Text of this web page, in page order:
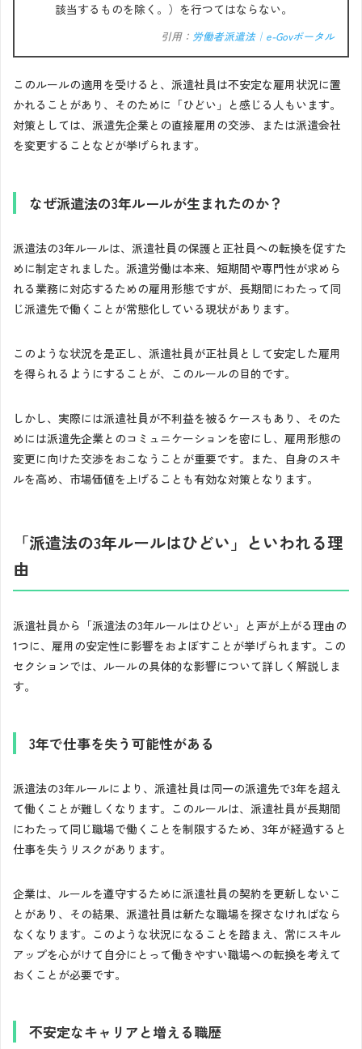
該当するものを除く。）を行つてはならない。
引用： 労働者派遣法｜e-Govポータル
このルールの適用を受けると、派遣社員は不安定な雇用状況に置
かれることがあり、そのために「ひどい」と感じる人もいます。
対策としては、派遣先企業との直接雇用の交渉、または派遣会社
を変更することなどが挙げられます。
なぜ派遣法の3年ルールが生まれたのか？
派遣法の3年ルールは、派遣社員の保護と正社員への転換を促すた
めに制定されました。派遣労働は本来、短期間や専門性が求めら
れる業務に対応するための雇用形態ですが、長期間にわたって同
じ派遣先で働くことが常態化している現状があります。
このような状況を是正し、派遣社員が正社員として安定した雇用
を得られるようにすることが、このルールの目的です。
しかし、実際には派遣社員が不利益を被るケースもあり、そのた
めには派遣先企業とのコミュニケーションを密にし、雇用形態の
変更に向けた交渉をおこなうことが重要です。また、自身のスキ
ルを高め、市場価値を上げることも有効な対策となります。
「派遣法の3年ルールはひどい」といわれる理
由
派遣社員から「派遣法の3年ルールはひどい」と声が上がる理由の
1つに、雇用の安定性に影響をおよぼすことが挙げられます。この
セクションでは、ルールの具体的な影響について詳しく解説しま
す。
3年で仕事を失う可能性がある
派遣法の3年ルールにより、派遣社員は同一の派遣先で3年を超え
て働くことが難しくなります。このルールは、派遣社員が長期間
にわたって同じ職場で働くことを制限するため、3年が経過すると
仕事を失うリスクがあります。
企業は、ルールを遵守するために派遣社員の契約を更新しないこ
とがあり、その結果、派遣社員は新たな職場を探さなければなら
なくなります。このような状況になることを踏まえ、常にスキル
アップを心がけて自分にとって働きやすい職場への転換を考えて
おくことが必要です。
不安定なキャリアと増える職歴